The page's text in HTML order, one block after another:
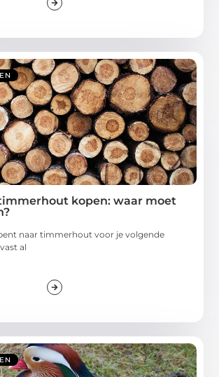
kopen: waar moet
naar timmerhout voor je volgende
al